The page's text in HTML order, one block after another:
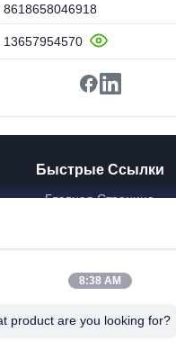
8618658046918
13657954570
Быстрые Ссылки
Главная Страница
Ролики
Наша Фабрика
Контроль Качества
8:38 AM
product are you looking for?